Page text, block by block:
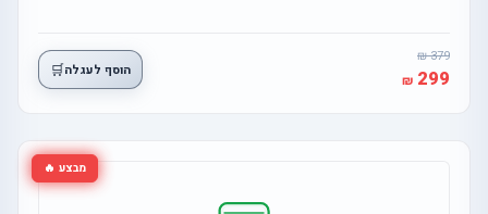
379
299 הוסף לעגלה🛒
מבצע 🔥